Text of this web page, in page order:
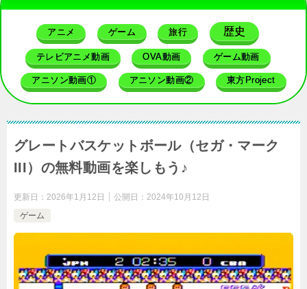
アニメ ゲーム 旅行 歴史
テレビアニメ動画 OVA動画 ゲーム動画
アニソン動画① アニソン動画② 東方Project
グレートバスケットボール（セガ・マーク
III）の無料動画を楽しもう♪
更新日： 2026年1月12日 公開日： 2024年10月12日
ゲーム